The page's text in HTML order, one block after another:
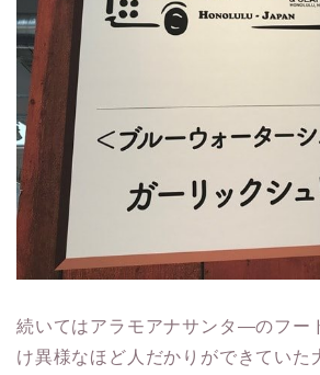
続いてはアラモアナサンタ―のフー
け異様なほど人だかりができていた